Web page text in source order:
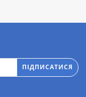
ПІДПИСАТИСЯ